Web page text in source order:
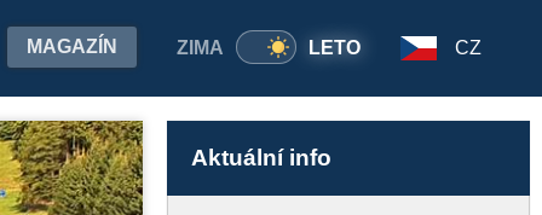
ZIMA LETO
MAGAZÍN CZ
Aktuální info